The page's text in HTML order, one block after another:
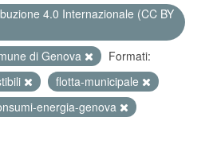
4.0 Internazionale (CC BY
di Genova
Formati:
flotta-municipale
energia-genova